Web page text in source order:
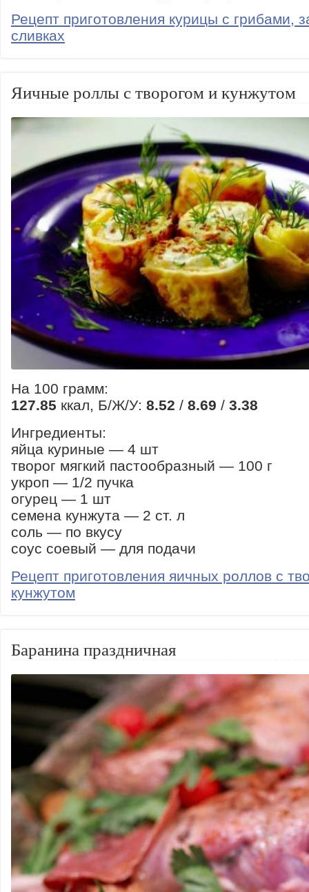
Рецепт приготовления курицы с грибами,
сливках
Яичные роллы с творогом и кунжутом
На 100 грамм:
127.85 ккал, Б/Ж/У: 8.52 / 8.69 / 3.38
Ингредиенты:
яйца куриные — 4 шт
творог мягкий пастообразный — 100 г
укроп — 1/2 пучка
огурец — 1 шт
семена кунжута — 2 ст. л
соль — по вкусу
соус соевый — для подачи
Рецепт приготовления яичных роллов с
кунжутом
Баранина праздничная